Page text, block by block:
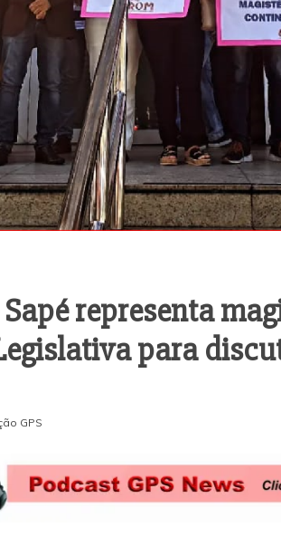
representa
para
GPS